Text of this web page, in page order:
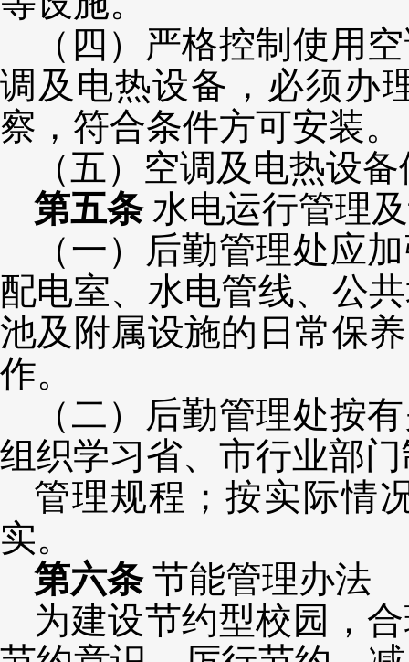
（四）严格控制使用
调及电热设备，必须办
察，符合条件方可安装。
（五）空调及电热设
第五条 水电运行管理
（一）后勤管理处应
配电室、水电管线、公
池及附属设施的日常保
作。
（二）后勤管理处按
组织学习省、市行业部
管理规程；按实际情
实。
第六条 节能管理办法
为建设节约型校园，